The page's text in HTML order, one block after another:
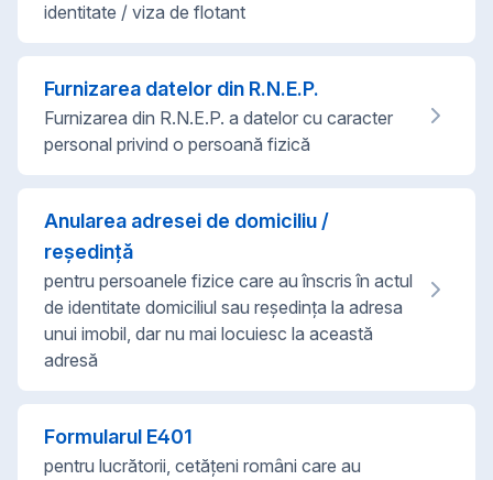
identitate / viza de flotant
Furnizarea datelor din R.N.E.P.
Furnizarea din R.N.E.P. a datelor cu caracter
personal privind o persoană fizică
Anularea adresei de domiciliu /
reședință
pentru persoanele fizice care au înscris în actul
de identitate domiciliul sau reședința la adresa
unui imobil, dar nu mai locuiesc la această
adresă
Formularul E401
pentru lucrătorii, cetățeni români care au